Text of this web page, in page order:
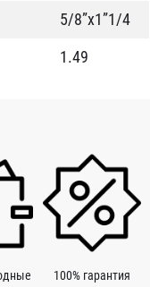
5/8”x1”1/4
1.49
100% гарантия